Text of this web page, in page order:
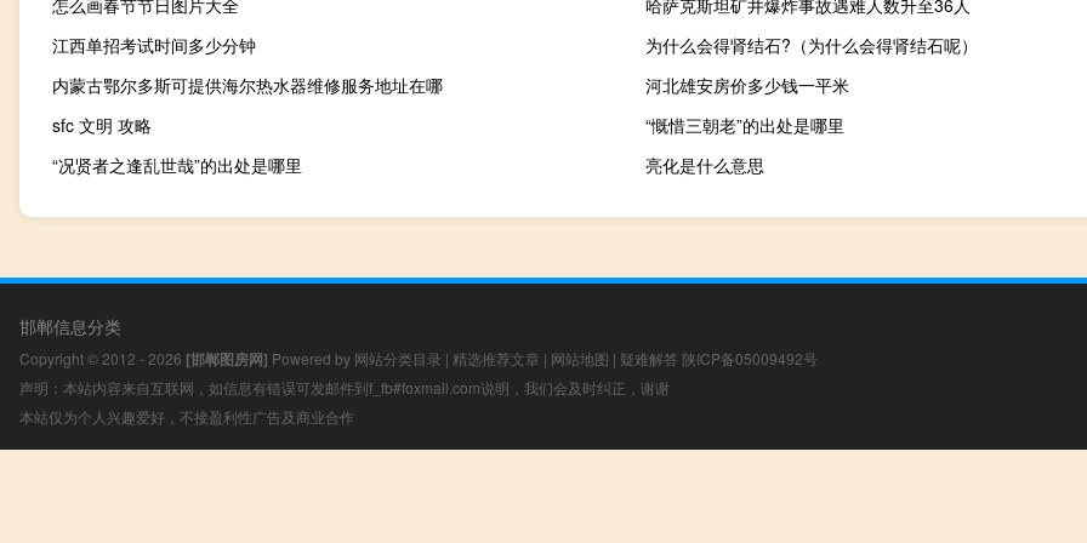
怎么画春节节日图片大全
哈萨克斯坦矿井爆炸事故遇难人数升至36人
江西单招考试时间多少分钟
为什么会得肾结石?（为什么会得肾结石呢）
内蒙古鄂尔多斯可提供海尔热水器维修服务地址在哪
河北雄安房价多少钱一平米
sfc 文明 攻略
“慨惜三朝老”的出处是哪里
“况贤者之逢乱世哉”的出处是哪里
亮化是什么意思
邯郸信息分类
Copyright © 2012 - 2026 [邯郸图房网] Powered by 网站分类目录 | 精选推荐文章 | 网站地图 | 疑难解答 陕ICP备05009492号
声明：本站内容来自互联网，如信息有错误可发邮件到f_fb#foxmail.com说明，我们会及时纠正，谢谢
本站仅为个人兴趣爱好，不接盈利性广告及商业合作